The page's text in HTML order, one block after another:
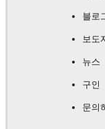
블로
보도
뉴스
구인
문의